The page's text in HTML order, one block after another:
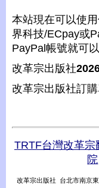
本站現在可以使
界科技/ECpay或
PayPal帳號就可以
改革宗出版社
改革宗出版社訂
TRTF台灣改革宗
院
改革宗出版社 台北市南京